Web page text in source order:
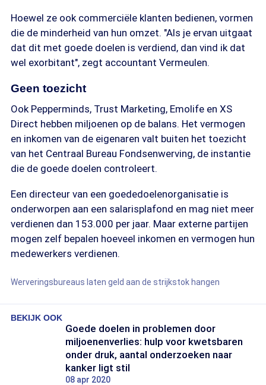
Hoewel ze ook commerciële klanten bedienen, vormen
die de minderheid van hun omzet. "Als je ervan uitgaat
dat dit met goede doelen is verdiend, dan vind ik dat
wel exorbitant", zegt accountant Vermeulen.
Geen toezicht
Ook Pepperminds, Trust Marketing, Emolife en XS
Direct hebben miljoenen op de balans. Het vermogen
en inkomen van de eigenaren valt buiten het toezicht
van het Centraal Bureau Fondsenwerving, de instantie
die de goede doelen controleert.
Een directeur van een goededoelenorganisatie is
onderworpen aan een salarisplafond en mag niet meer
verdienen dan 153.000 per jaar. Maar externe partijen
mogen zelf bepalen hoeveel inkomen en vermogen hun
medewerkers verdienen.
Werveringsbureaus laten geld aan de strijkstok hangen
BEKIJK OOK
Goede doelen in problemen door
miljoenenverlies: hulp voor kwetsbaren
onder druk, aantal onderzoeken naar
kanker ligt stil
08 apr 2020